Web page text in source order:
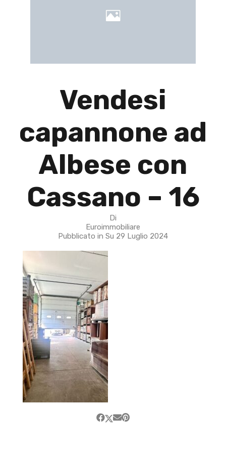
Vendesi
capannone ad
Albese con
Cassano – 16
Di
Euroimmobiliare
Pubblicato in Su 29 Luglio 2024